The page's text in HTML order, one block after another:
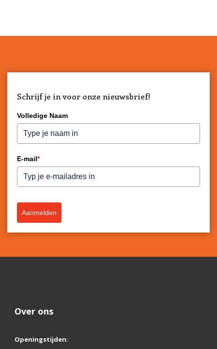
Schrijf je in voor onze nieuwsbrief!
Volledige Naam
E-mail*
Aanmelden
Over ons
Openingstijden: